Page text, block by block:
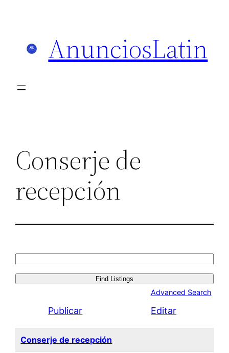
AnunciosLatin
Conserje de
recepción
Search
for:
Advanced Search
Publicar Editar
Conserje de recepción